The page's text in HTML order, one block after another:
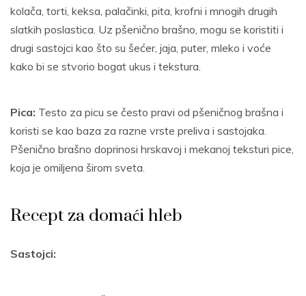
kolača, torti, keksa, palačinki, pita, krofni i mnogih drugih
slatkih poslastica. Uz pšenično brašno, mogu se koristiti i
drugi sastojci kao što su šećer, jaja, puter, mleko i voće
kako bi se stvorio bogat ukus i tekstura.
Pica: Testo za picu se često pravi od pšeničnog brašna i
koristi se kao baza za razne vrste preliva i sastojaka.
Pšenično brašno doprinosi hrskavoj i mekanoj teksturi pice,
koja je omiljena širom sveta.
Recept za domaći hleb
Sastojci: